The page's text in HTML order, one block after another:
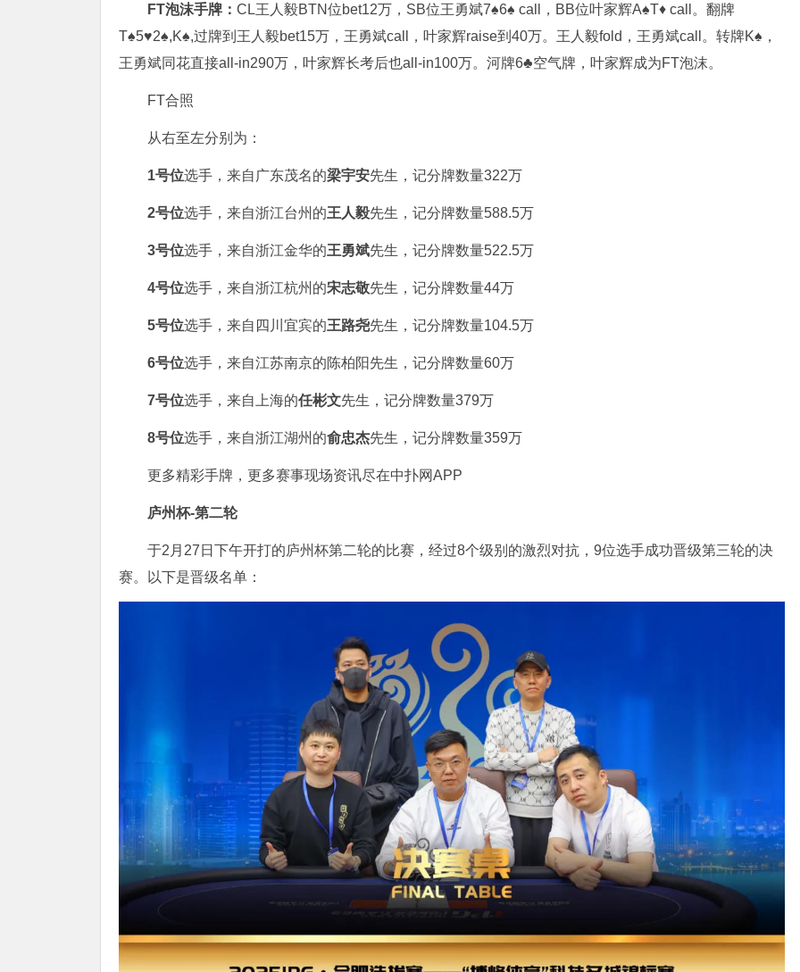
FT泡沫手牌： CL王人毅BTN位bet12万，SB位王勇斌7♠6♠ call，BB位叶家辉A♠T♦ call。翻牌
T♠5♥2♠,K♠,过牌到王人毅bet15万，王勇斌call，叶家辉raise到40万。王人毅fold，王勇斌call。转牌K♠，
王勇斌同花直接all-in290万，叶家辉长考后也all-in100万。河牌6♣空气牌，叶家辉成为FT泡沫。
FT合照
从右至左分别为：
1号位选手，来自广东茂名的梁宇安先生，记分牌数量322万
2号位选手，来自浙江台州的王人毅先生，记分牌数量588.5万
3号位选手，来自浙江金华的王勇斌先生，记分牌数量522.5万
4号位选手，来自浙江杭州的宋志敬先生，记分牌数量44万
5号位选手，来自四川宜宾的王路尧先生，记分牌数量104.5万
6号位选手，来自江苏南京的陈柏阳先生，记分牌数量60万
7号位选手，来自上海的任彬文先生，记分牌数量379万
8号位选手，来自浙江湖州的俞忠杰先生，记分牌数量359万
更多精彩手牌，更多赛事现场资讯尽在中扑网APP
庐州杯-第二轮
于2月27日下午开打的庐州杯第二轮的比赛，经过8个级别的激烈对抗，9位选手成功晋级第三轮的决
赛。以下是晋级名单：